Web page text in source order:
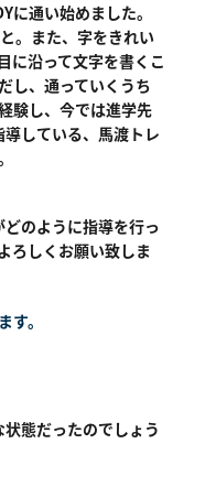
に通い始めました。
。また、字をきれい
に沿って文字を書くこ
し、通っていくうち
験し、今では進学先
している、馬渡トレ
のように指導を行っ
ろしくお願い致しま
。
態だったのでしょう